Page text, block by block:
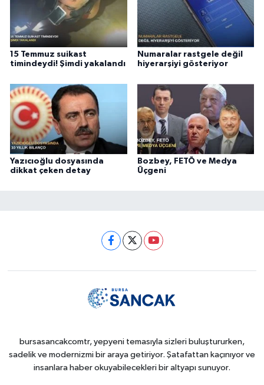
15 Temmuz suikast
timindeydi! Şimdi yakalandı
Numaralar rastgele değil
hiyerarşiyi gösteriyor
Yazıcıoğlu dosyasında
dikkat çeken detay
Bozbey, FETÖ ve Medya
Üçgeni
bursasancakcomtr, yepyeni temasıyla sizleri buluştururken,
sadelik ve modernizmi bir araya getiriyor. Şatafattan kaçınıyor ve
insanlara haber okuyabilecekleri bir altyapı sunuyor.